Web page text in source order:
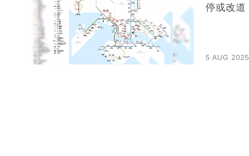
停或改道
5 AUG 2025